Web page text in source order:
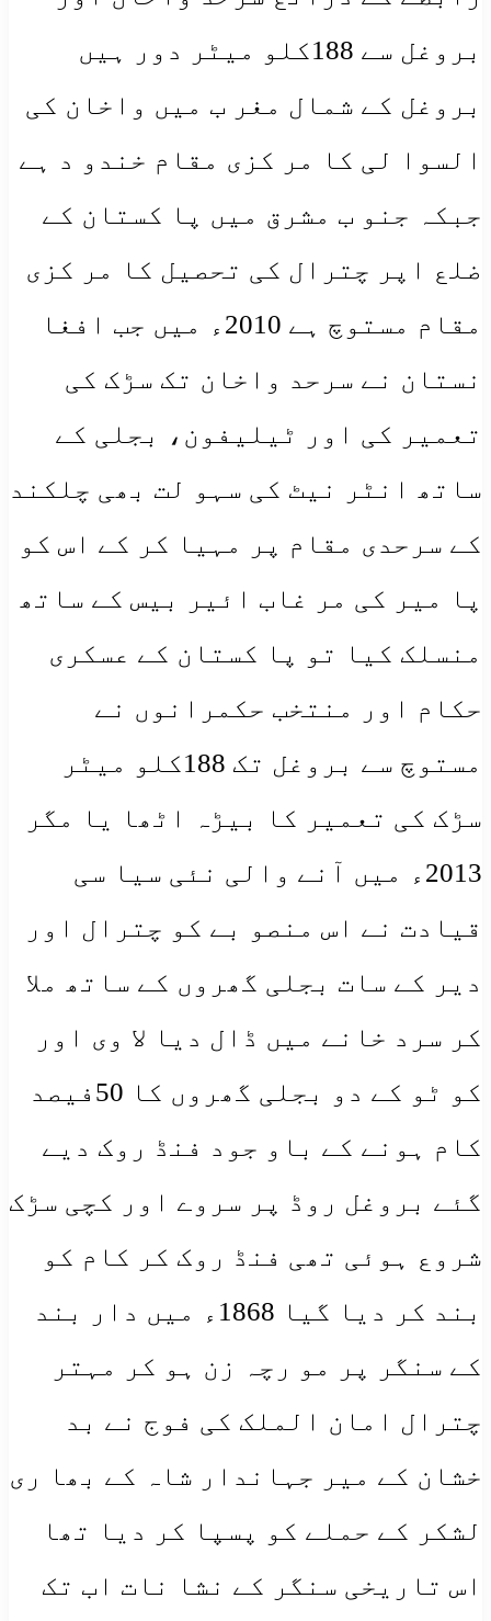
بروغل سے 188کلو میٹر دور ہیں
بروغل کے شمال مغر ب میں واخان کی
السوا لی کا مر کزی مقام خندو د ہے
جبکہ جنو ب مشرق میں پا کستان کے
ضلع اپر چترال کی تحصیل کا مر کزی
مقام مستوچ ہے 2010ء میں جب افغا
نستان نے سرحد واخان تک سڑک کی
تعمیر کی اور ٹیلیفون، بجلی کے
ساتھ انٹر نیٹ کی سہو لت بھی چلکند
کے سرحدی مقام پر مہیا کر کے اس کو
پا میر کی مر غاب ائیر بیس کے ساتھ
منسلک کیا تو پا کستان کے عسکری
حکام اور منتخب حکمرانوں نے
مستوچ سے بروغل تک 188کلو میٹر
سڑک کی تعمیر کا بیڑہ اٹھا یا مگر
2013ء میں آنے والی نئی سیا سی
قیادت نے اس منصو بے کو چترال اور
دیر کے سات بجلی گھروں کے ساتھ ملا
کر سرد خانے میں ڈال دیا لا وی اور
کو ٹو کے دو بجلی گھروں کا 50فیصد
کام ہونے کے باو جود فنڈ روک دیے
گئے بروغل روڈ پر سروے اور کچی سڑک
شروع ہوئی تھی فنڈ روک کر کام کو
بند کر دیا گیا 1868ء میں دار بند
کے سنگر پر مو رچہ زن ہو کر مہتر
چترال امان الملک کی فوج نے بد
خشان کے میر جہاندار شاہ کے بھا ری
لشکر کے حملے کو پسپا کر دیا تھا
اس تاریخی سنگر کے نشا نات اب تک